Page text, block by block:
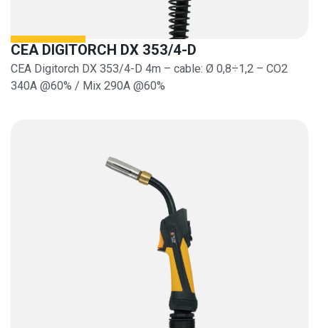
CEA DIGITORCH DX 353/4-D
CEA Digitorch DX 353/4-D 4m – cable: Ø 0,8÷1,2 – CO2
340A @60% / Mix 290A @60%